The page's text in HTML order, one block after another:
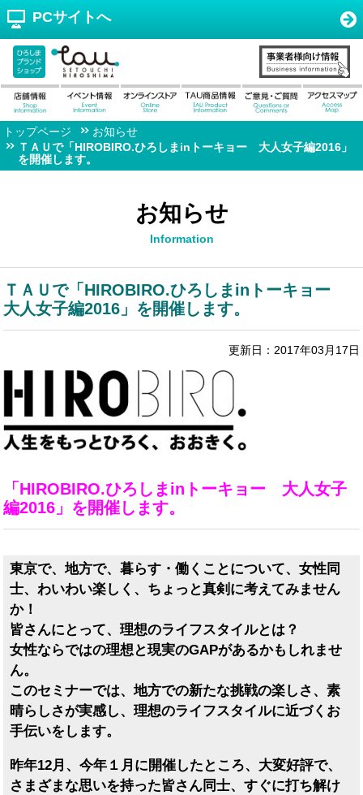
PCサイトへ
トップページ
お知らせ
ＴＡＵで「HIROBIRO.ひろしまinトーキョー 大人女子編2016」
を開催します。
お知らせ
Information
ＴＡＵで「HIROBIRO.ひろしまinトーキョー
大人女子編2016」を開催します。
更新日：2017年03月17日
「HIROBIRO.ひろしまinトーキョー 大人女子
編2016」を開催します。
東京で、地方で、暮らす・働くことについて、女性同
士、わいわい楽しく、ちょっと真剣に考えてみません
か！
皆さんにとって、理想のライフスタイルとは？
女性ならではの理想と現実のGAPがあるかもしれませ
ん。
このセミナーでは、地方での新たな挑戦の楽しさ、素
晴らしさが実感し、理想のライフスタイルに近づくお
手伝いをします。
昨年12月、今年１月に開催したところ、大変好評で、
さまざまな思いを持った皆さん同士、すぐに打ち解け